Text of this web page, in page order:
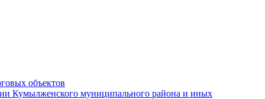
объектов
Кумылженского муниципального района и иных